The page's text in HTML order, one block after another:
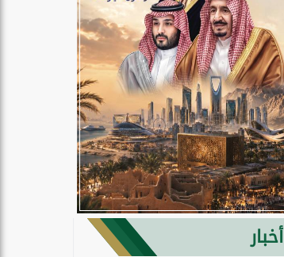
أخبار